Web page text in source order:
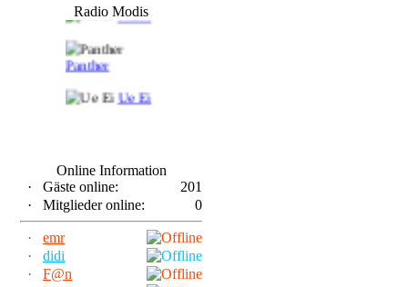
Radio Modis
Frank
Panther
Ue Ei
Online Information
·
Gäste online:
201
·
Mitglieder online: 0
·
emr
·
didi
·
F@n